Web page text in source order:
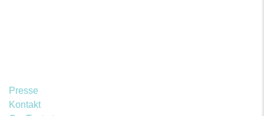
Presse
Kontakt